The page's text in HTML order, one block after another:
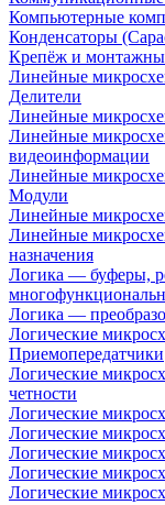
Компьютерные
Конденсаторы
Крепёж и
Линейные
Делители
Линейные
Линейные
видеоинформации
Линейные
Модули
Линейные
Линейные
назначения
Логика — буферы,
Логика —
Логические
Приемопередатчики
Логические
четности
Логические
Логические
Логические
Логические
Логические